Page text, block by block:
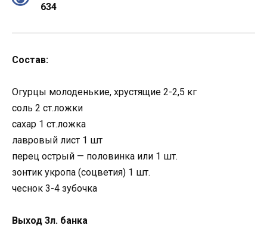
634
Состав:
Огурцы молоденькие, хрустящие 2-2,5 кг
соль 2 ст.ложки
сахар 1 ст.ложка
лавровый лист 1 шт
перец острый — половинка или 1 шт.
зонтик укропа (соцветия) 1 шт.
чеснок 3-4 зубочка
Выход 3л. банка